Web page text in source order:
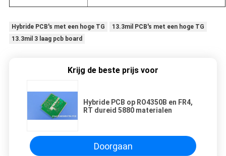
Hybride PCB's met een hoge TG
13.3mil PCB's met een hoge TG
13.3mil 3 laag pcb board
Krijg de beste prijs voor
Hybride PCB op RO4350B en FR4,
RT dureid 5880 materialen
Doorgaan